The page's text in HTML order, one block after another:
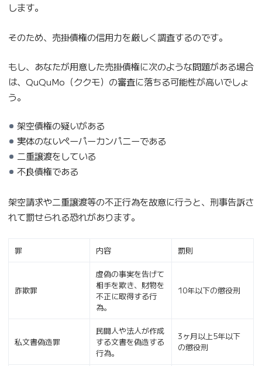
します。
そのため、売掛債権の信用力を厳しく調査するのです。
もし、あなたが用意した売掛債権に次のような問題がある場合
は、QuQuMo（ククモ）の審査に落ちる可能性が高いでしょ
う。
架空債権の疑いがある
実体のないペーパーカンパニーである
二重譲渡をしている
不良債権である
架空請求や二重譲渡等の不正行為を故意に行うと、刑事告訴さ
れて罰せられる恐れがあります。
罪 内容 罰則
詐欺罪
虚偽の事実を告げて
相手を欺き、財物を
不正に取得する行
為。
10年以下の懲役刑
私文書偽造罪
民間人や法人が作成
する文書を偽造する
行為。
3ヶ月以上5年以下
の懲役刑